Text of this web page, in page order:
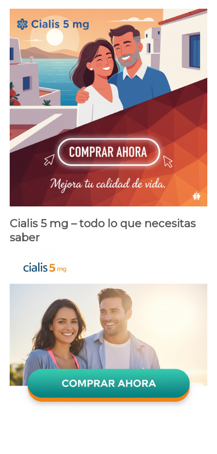
Cialis 5 mg – todo lo que necesitas
saber